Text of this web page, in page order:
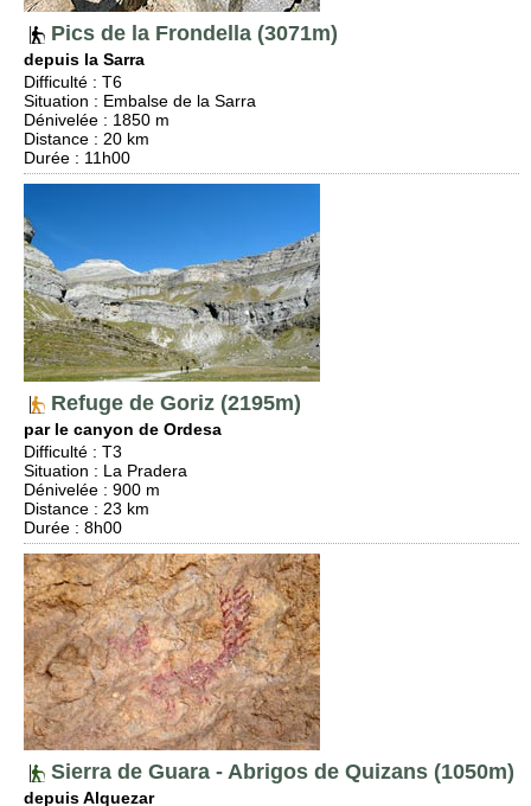
Pics de la Frondella (3071m)
depuis la Sarra
Difficulté : T6
Situation : Embalse de la Sarra
Dénivelée : 1850 m
Distance : 20 km
Durée : 11h00
Refuge de Goriz (2195m)
par le canyon de Ordesa
Difficulté : T3
Situation : La Pradera
Dénivelée : 900 m
Distance : 23 km
Durée : 8h00
Sierra de Guara - Abrigos de Quizans (1050m)
depuis Alquezar